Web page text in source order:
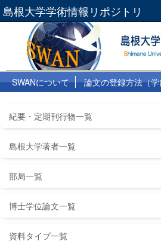
島根大学学術情報リポジトリ
SWANについて 論文の登録方法（
紀要・定期刊行物一覧
島根大学著者一覧
部局一覧
博士学位論文一覧
資料タイプ一覧